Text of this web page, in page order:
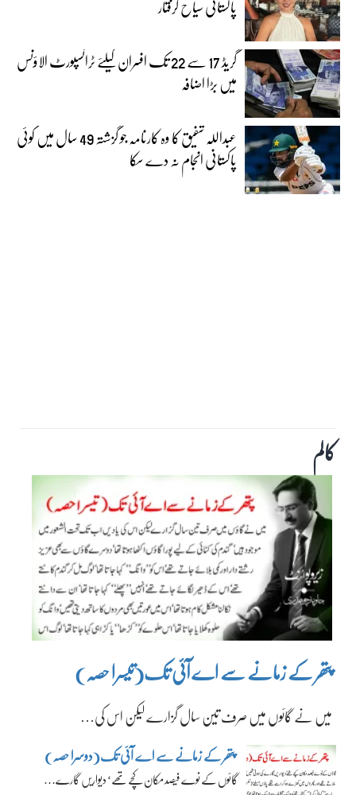
گریڈ 17 سے 22 تک افسران کیلئے ٹرانسپورٹ الاؤنس
میں بڑا اضافہ
عبداللہ شفیق کا وہ کارنامہ جو گزشتہ 49 سال میں کوئی
پاکستانی انجام نہ دے سکا
کالم
پتھر کے زمانے سے اے آئی تک(تیسرا حصہ)
میں نے گائوں میں صرف تین سال گزارے لیکن اس کی…
پتھر کے زمانے سے اے آئی تک(دوسرا حصہ)
گائوں کے نوے فیصد مکان کچے تھے‘ دیواریں گارے…